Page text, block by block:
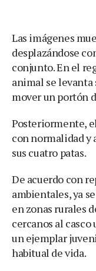
Las imágenes
desplazándose
conjunto. En el
animal se levanta
mover un portón
Posteriormente,
con normalidad y
sus cuatro patas.
De acuerdo con
ambientales, ya
en zonas rurales
cercanos al
un ejemplar
habitual de vida.